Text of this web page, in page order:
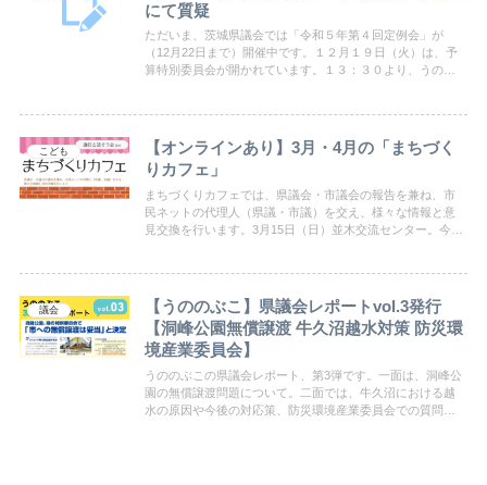
にて質疑
ただいま、茨城県議会では「令和５年第４回定例会」が
（12月22日まで）開催中です。１２月１９日（火）は、予
算特別委員会が開かれています。１３：３０より、うのの
こども
【オンラインあり】3月・4月の「まちづく
りカフェ」
まちづくりカフェでは、県議会・市議会の報告を兼ね、市
民ネットの代理人（県議・市議）を交え、様々な情報と意
見交換を行います。3月15日（日）並木交流センター。今回
議会
【うののぶこ】県議会レポートvol.3発行
【洞峰公園無償譲渡 牛久沼越水対策 防災環
境産業委員会】
うののぶこの県議会レポート、第3弾です。一面は、洞峰公
園の無償譲渡問題について。二面では、牛久沼における越
水の原因や今後の対応策、防災環境産業委員会での質問項